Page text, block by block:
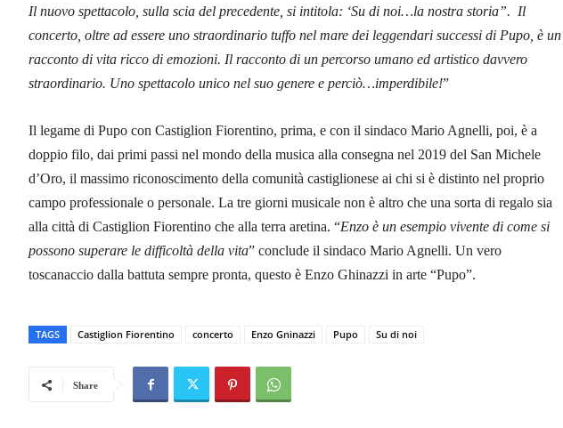
Il nuovo spettacolo, sulla scia del precedente, si intitola: ‘Su di noi…la nostra storia”. Il
concerto, oltre ad essere uno straordinario tuffo nel mare dei leggendari successi di Pupo, è un
racconto di vita ricco di emozioni. Il racconto di un percorso umano ed artistico davvero
straordinario. Uno spettacolo unico nel suo genere e perciò…imperdibile!”
Il legame di Pupo con Castiglion Fiorentino, prima, e con il sindaco Mario Agnelli, poi, è a
doppio filo, dai primi passi nel mondo della musica alla consegna nel 2019 del San Michele
d’Oro, il massimo riconoscimento della comunità castiglionese ai chi si è distinto nel proprio
campo professionale o personale. La tre giorni musicale non è altro che una sorta di regalo sia
alla città di Castiglion Fiorentino che alla terra aretina. “Enzo è un esempio vivente di come si
possono superare le difficoltà della vita” conclude il sindaco Mario Agnelli. Un vero
toscanaccio dalla battuta sempre pronta, questo è Enzo Ghinazzi in arte “Pupo”.
TAGS Castiglion Fiorentino concerto Enzo Gninazzi Pupo Su di noi
Share